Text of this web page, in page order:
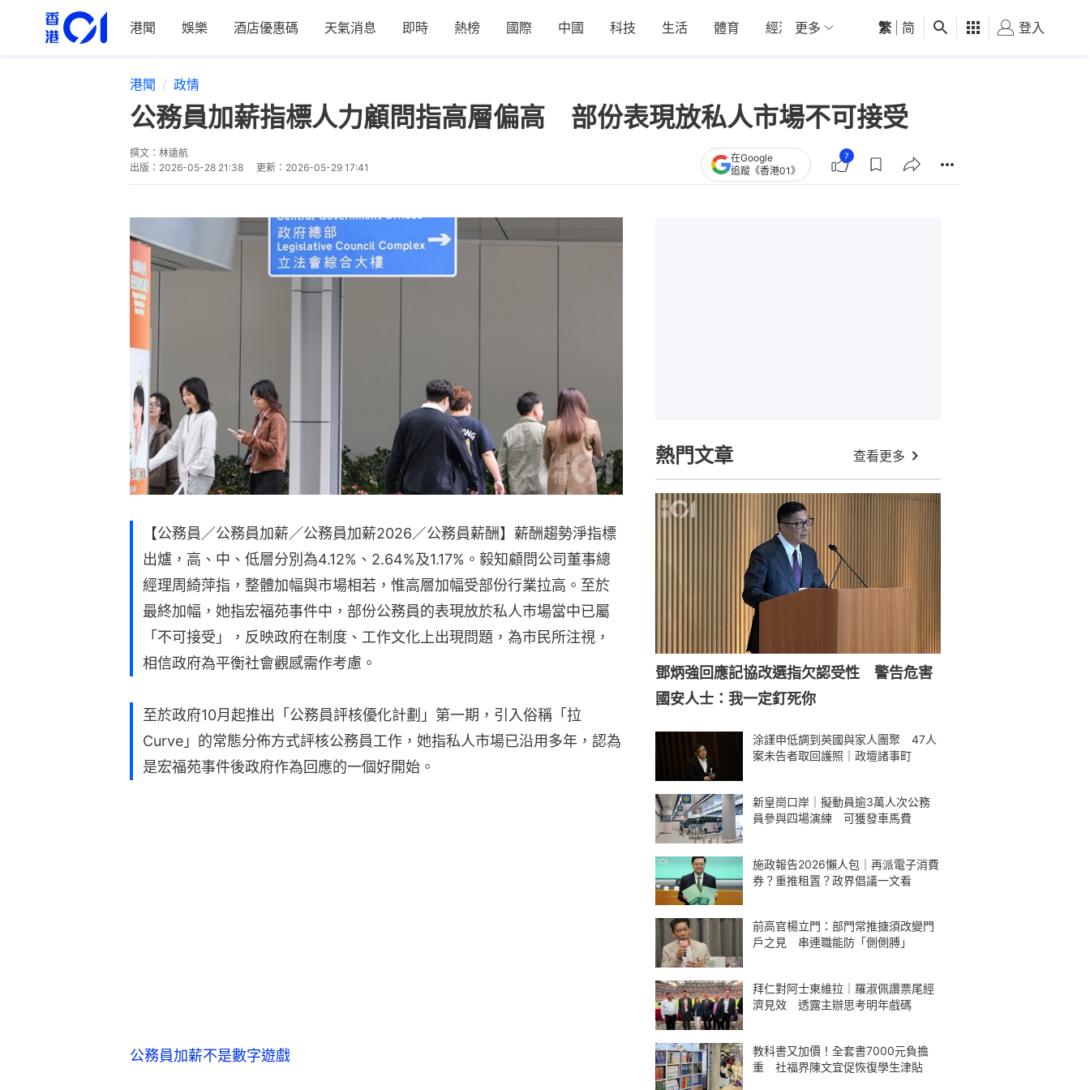
港聞 娛樂 酒店優惠碼 天氣消息 即時 熱榜 國際 中國 科技 生活 體育 經濟 01深圳 觀點 健康 好食玩飛
更多 繁 简 登入
港聞 政情
公務員加薪指標人力顧問指高層偏高 部份表現放私人市場不可接受
撰文： 林遠航
出版： 2026-05-28 21:38 更新： 2026-05-29 17:41
在Google
追蹤《香港01》
7
【公務員／公務員加薪／公務員加薪2026／公務員薪酬】薪酬趨勢淨指標
出爐，高、中、低層分別為4.12%、2.64%及1.17%。毅知顧問公司董事總
經理周綺萍指，整體加幅與市場相若，惟高層加幅受部份行業拉高。至於
最終加幅，她指宏福苑事件中，部份公務員的表現放於私人市場當中已屬
「不可接受」，反映政府在制度、工作文化上出現問題，為市民所注視，
相信政府為平衡社會觀感需作考慮。
至於政府10月起推出「公務員評核優化計劃」第一期，引入俗稱「拉
Curve」的常態分佈方式評核公務員工作，她指私人市場已沿用多年，認為
是宏福苑事件後政府作為回應的一個好開始。
公務員加薪不是數字遊戲
熱門文章 查看更多
鄧炳強回應記協改選指欠認受性 警告危害
國安人士：我一定釘死你
涂謹申低調到英國與家人團聚 47人
案未告者取回護照｜政壇諸事町
新皇崗口岸｜擬動員逾3萬人次公務
員參與四場演練 可獲發車馬費
施政報告2026懶人包｜再派電子消費
券？重推租置？政界倡議一文看
前高官楊立門：部門常推搪須改變門
戶之見 串連職能防「側側膊」
拜仁對阿士東維拉｜羅淑佩讚票尾經
濟見效 透露主辦思考明年戲碼
教科書又加價！全套書7000元負擔
重 社福界陳文宜促恢復學生津貼